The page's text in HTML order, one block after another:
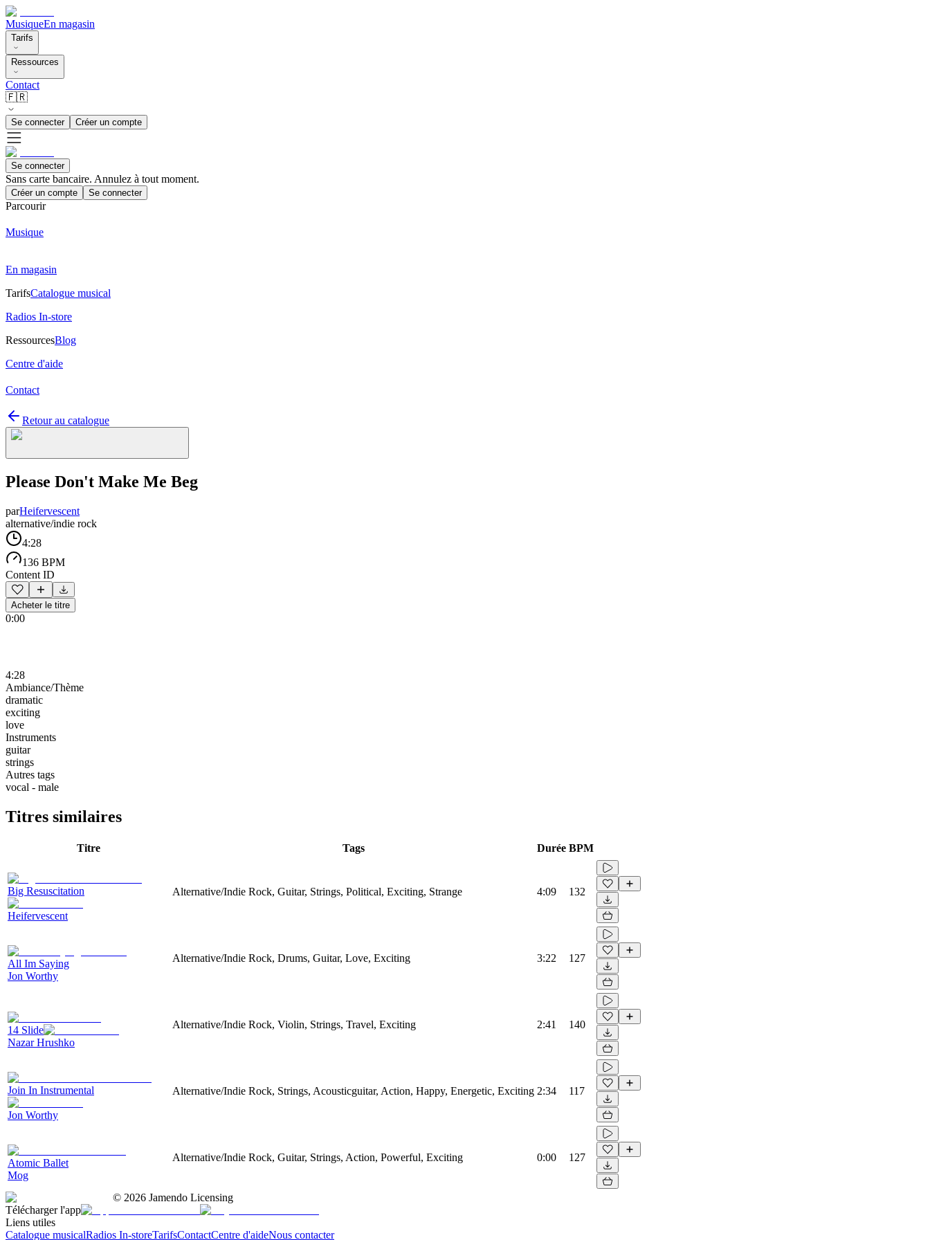
MusiqueEn magasin
Tarifs
Ressources
Contact
🇫🇷
Se connecter Créer un compte
Se connecter
Sans carte bancaire. Annulez à tout moment.
Créer un compte Se connecter
Parcourir
Musique
En magasin
TarifsCatalogue musical
Radios In-store
RessourcesBlog
Centre d'aide
Contact
Retour au catalogue
Please Don't Make Me Beg
parHeifervescent
alternative/indie rock
4:28
136 BPM
Content ID
Acheter le titre
0:00
4:28
Ambiance/Thème
dramatic
exciting
love
Instruments
guitar
strings
Autres tags
vocal - male
Titres similaires
Titre Tags Durée BPM
Big Resuscitation
Heifervescent
Alternative/Indie Rock, Guitar, Strings, Political, Exciting, Strange 4:09 132
All Im Saying
Jon Worthy
Alternative/Indie Rock, Drums, Guitar, Love, Exciting 3:22 127
14 Slide
Nazar Hrushko
Alternative/Indie Rock, Violin, Strings, Travel, Exciting 2:41 140
Join In Instrumental
Jon Worthy
Alternative/Indie Rock, Strings, Acousticguitar, Action, Happy, Energetic, Exciting 2:34 117
Atomic Ballet
Mog
Alternative/Indie Rock, Guitar, Strings, Action, Powerful, Exciting 0:00 127
© 2026 Jamendo Licensing
Télécharger l'app
Liens utiles
Catalogue musicalRadios In-storeTarifsContactCentre d'aideNous contacter